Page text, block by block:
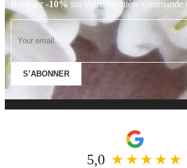
Recevez-10% sur votre première
S’ABONNER
5,0 ★★★★★